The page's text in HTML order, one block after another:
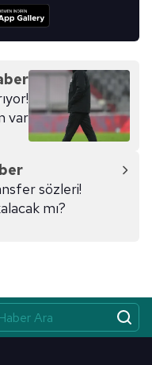
çerezlerle ilgili bilgi
var
sözleri!
mı?